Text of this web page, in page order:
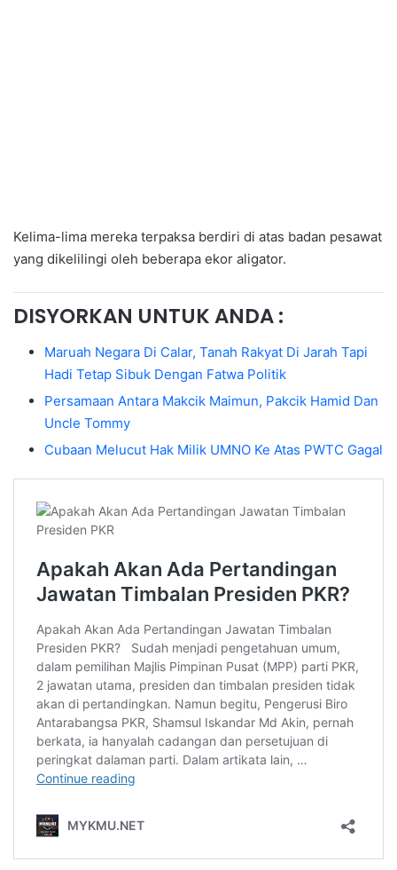
Kelima-lima mereka terpaksa berdiri di atas badan pesawat
yang dikelilingi oleh beberapa ekor aligator.
DISYORKAN UNTUK ANDA :
Maruah Negara Di Calar, Tanah Rakyat Di Jarah Tapi
Hadi Tetap Sibuk Dengan Fatwa Politik
Persamaan Antara Makcik Maimun, Pakcik Hamid Dan
Uncle Tommy
Cubaan Melucut Hak Milik UMNO Ke Atas PWTC Gagal